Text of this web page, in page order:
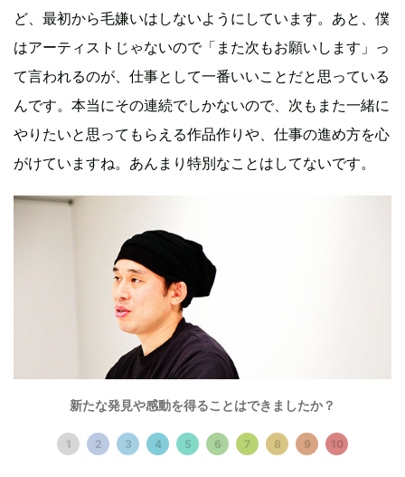
ど、最初から毛嫌いはしないようにしています。あと、僕
はアーティストじゃないので「また次もお願いします」っ
て言われるのが、仕事として一番いいことだと思っている
んです。本当にその連続でしかないので、次もまた一緒に
やりたいと思ってもらえる作品作りや、仕事の進め方を心
がけていますね。あんまり特別なことはしてないです。
新たな発見や感動を得ることはできましたか？
1 2 3 4 5 6 7 8 9 10